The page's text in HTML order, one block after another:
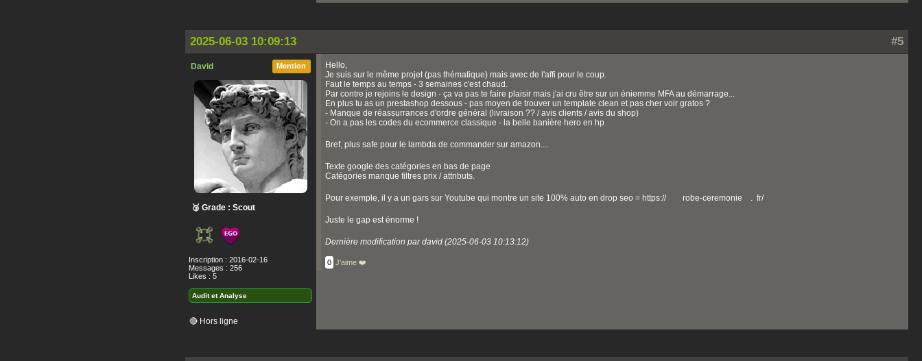
#5
2025-06-03 10:09:13
Mention
David
🥉 Grade : Scout
Inscription : 2016-02-16
Messages : 256
Likes : 5
Audit et Analyse
Hello,
Je suis sur le même projet (pas thématique) mais avec de l'affi pour le coup.
Faut le temps au temps - 3 semaines c'est chaud.
Par contre je rejoins le design - ça va pas te faire plaisir mais j'ai cru être sur un éniemme MFA au démarrage...
En plus tu as un prestashop dessous - pas moyen de trouver un template clean et pas cher voir gratos ?
- Manque de réassurrances d'ordre général (livraison ?? / avis clients / avis du shop)
- On a pas les codes du ecommerce classique - la belle banière hero en hp
Bref, plus safe pour le lambda de commander sur amazon....
Texte google des catégories en bas de page
Catégories manque filtres prix / attributs.
Pour exemple, il y a un gars sur Youtube qui montre un site 100% auto en drop seo = https:// robe-ceremonie . fr/
Juste le gap est énorme !
Dernière modification par david (2025-06-03 10:13:12)
0 J'aime ❤️
🔴 Hors ligne